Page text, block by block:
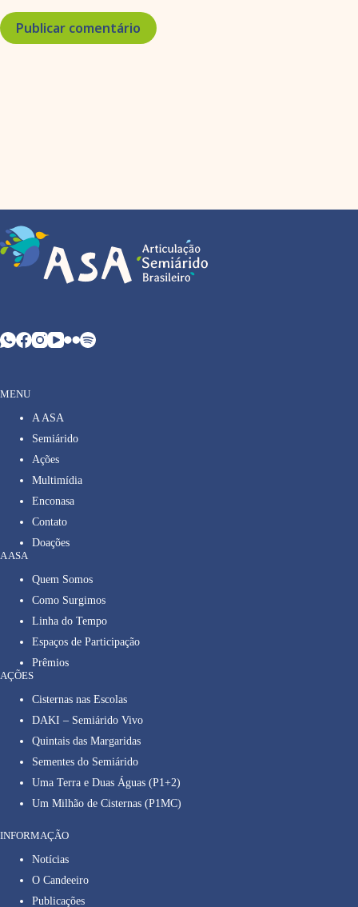
Publicar comentário
MENU
A ASA
Semiárido
Ações
Multimídia
Enconasa
Contato
Doações
A ASA
Quem Somos
Como Surgimos
Linha do Tempo
Espaços de Participação
Prêmios
AÇÕES
Cisternas nas Escolas
DAKI – Semiárido Vivo
Quintais das Margaridas
Sementes do Semiárido
Uma Terra e Duas Águas (P1+2)
Um Milhão de Cisternas (P1MC)
INFORMAÇÃO
Notícias
O Candeeiro
Publicações